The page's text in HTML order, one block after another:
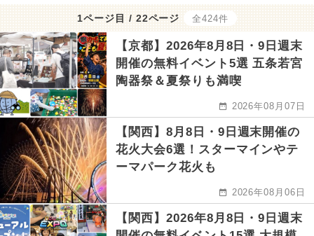
1ページ目 / 22ページ 全424件
【京都】2026年8月8日・9日週末
開催の無料イベント5選 五条若宮
陶器祭＆夏祭りも満喫
2026年08月07日
【関西】8月8日・9日週末開催の
花火大会6選！スターマインやテ
ーマパーク花火も
2026年08月06日
【関西】2026年8月8日・9日週末